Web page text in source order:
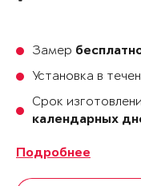
Замер
Установка в
Срок
календарных
Подробнее